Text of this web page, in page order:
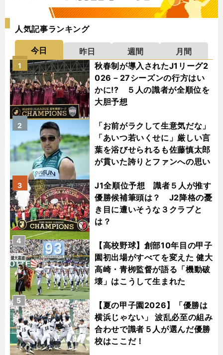
人気記事ランキング
今日 昨日 週間
月間
秋春制が導入されたJ1リーグ2
026－27シーズンの行方はい
かに!? ５人の識者が全順位を
大胆予想
1
「お前がラクして生意気だな」
「あいつ若いくせに」厳しい言
葉を浴びせられるも佐藤慎太郎
が貫いた誇りとファンへの思い
2
J1全順位予想 識者５人が推す
優勝候補筆頭は？ J2降格の憂
き目に遭いそうな３クラブと
は？
3
【高校野球】創部10年目の甲子
園初出場がすべてを変えた 健大
高崎・青栁監督が語る「機動破
壊」はこうして生まれた
4
【夏の甲子園2026】「優勝は
横浜じゃない」 波乱必至の組み
合わせで識者５人が選んだ優勝
校はここだ！
5